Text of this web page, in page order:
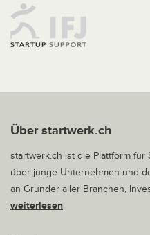
Über startwerk.ch
startwerk.ch ist die Plattform für
über junge Unternehmen und
an Gründer aller Branchen,
weiterlesen